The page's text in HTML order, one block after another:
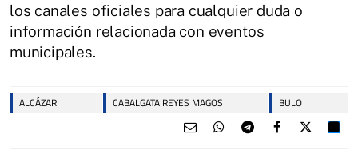
los canales oficiales para cualquier duda o
información relacionada con eventos
municipales.
ALCÁZAR CABALGATA REYES MAGOS BULO